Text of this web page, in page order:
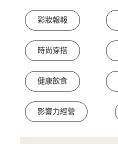
彩妝報報
時尚穿搭
健康飲食
影響力經營